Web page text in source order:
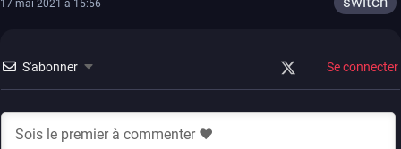
17 mai 2021 à 15:56
S'abonner Se connecter